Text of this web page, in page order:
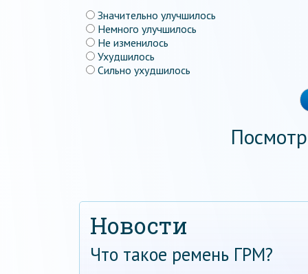
Значительно улучшилось
Немного улучшилось
Не изменилось
Ухудшилось
Сильно ухудшилось
Новости
Что такое ремень ГРМ?